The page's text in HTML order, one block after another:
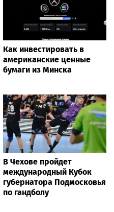
Как инвестировать в
американские ценные
бумаги из Минска
В Чехове пройдет
международный Кубок
губернатора Подмосковья
по гандболу